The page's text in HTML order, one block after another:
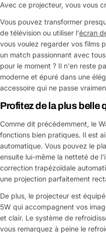
Avec ce projecteur, vous vous
Vous pouvez transformer
de télévision ou utiliser l'écran
vous voulez regarder vos films
un match passionnant avec
pour le moment ? Il n'en reste
moderne et épuré dans une
accessoire qui ne passe
Profitez de la plus belle
Comme dit précédemment, le
fonctions bien pratiques. Il est
automatique. Vous pouvez le
ensuite lui-même la netteté de
correction trapézoïdale
une projection parfaitement
De plus, le projecteur est
5W qui accompagnent vos
et clair. Le système de
vous remarquez à peine le